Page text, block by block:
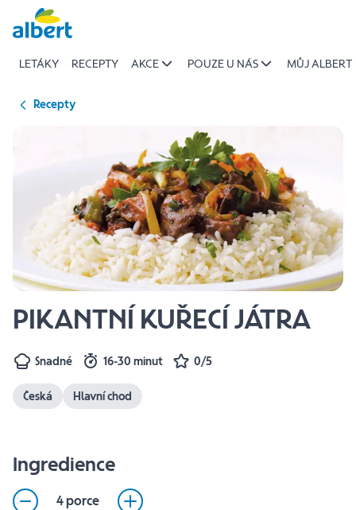
Přeskočit
LETÁKY RECEPTY AKCE POUZE U NÁS MŮJ ALBERT
Recepty
PIKANTNÍ KUŘECÍ JÁTRA
Snadné 16-30 minut 0/5
Česká Hlavní chod
Ingredience
4 porce